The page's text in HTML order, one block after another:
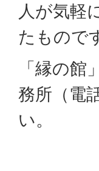
人が気軽
たもので
「縁の
務所（電
い。